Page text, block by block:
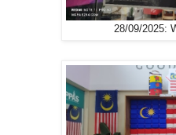
28/09/2025: